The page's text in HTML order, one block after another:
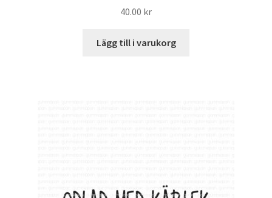
40.00 kr
Lägg till i varukorg